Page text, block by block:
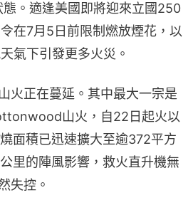
態。適逢美國即將迎來立國250
在7月5日前限制燃放煙花，以
氣下引發更多火災。
火正在蔓延。其中最大一宗是
山火，自22日起火以
面積已迅速擴大至逾372平方
里的陣風影響，救火直升機無
失控。